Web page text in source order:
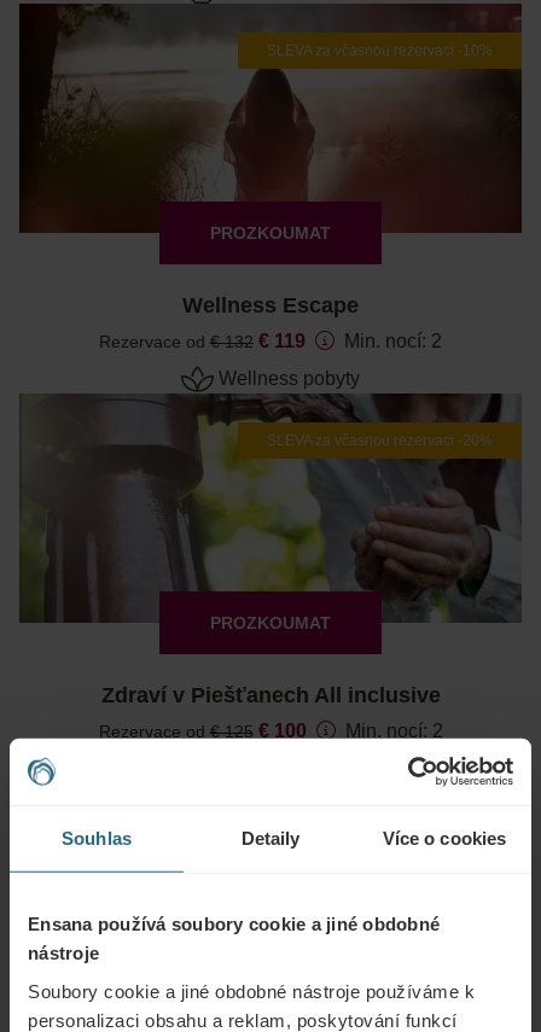
Souhlas Detaily Více o cookies
Ensana používá soubory cookie a jiné obdobné
nástroje
Soubory cookie a jiné obdobné nástroje používáme k
personalizaci obsahu a reklam, poskytování funkcí
SLEVA za včasnou rezervaci -10%
PROZKOUMAT
Wellness Escape
Rezervace od € 132 € 119
Min. nocí: 2
Wellness pobyty
SLEVA za včasnou rezervaci -20%
PROZKOUMAT
Zdraví v Piešťanech All inclusive
Rezervace od€ 125 € 100
Min. nocí: 2
SLEVA za včasnou rezervaci -15%
PROZKOUMAT